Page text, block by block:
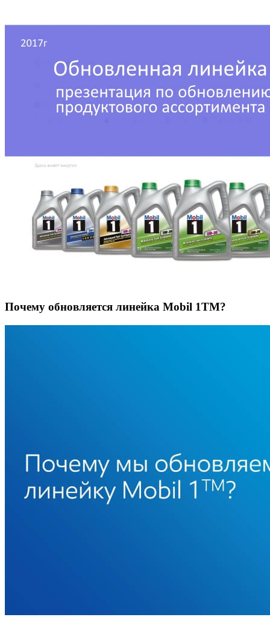
Почему обновляется линейка Mobil 1TM?